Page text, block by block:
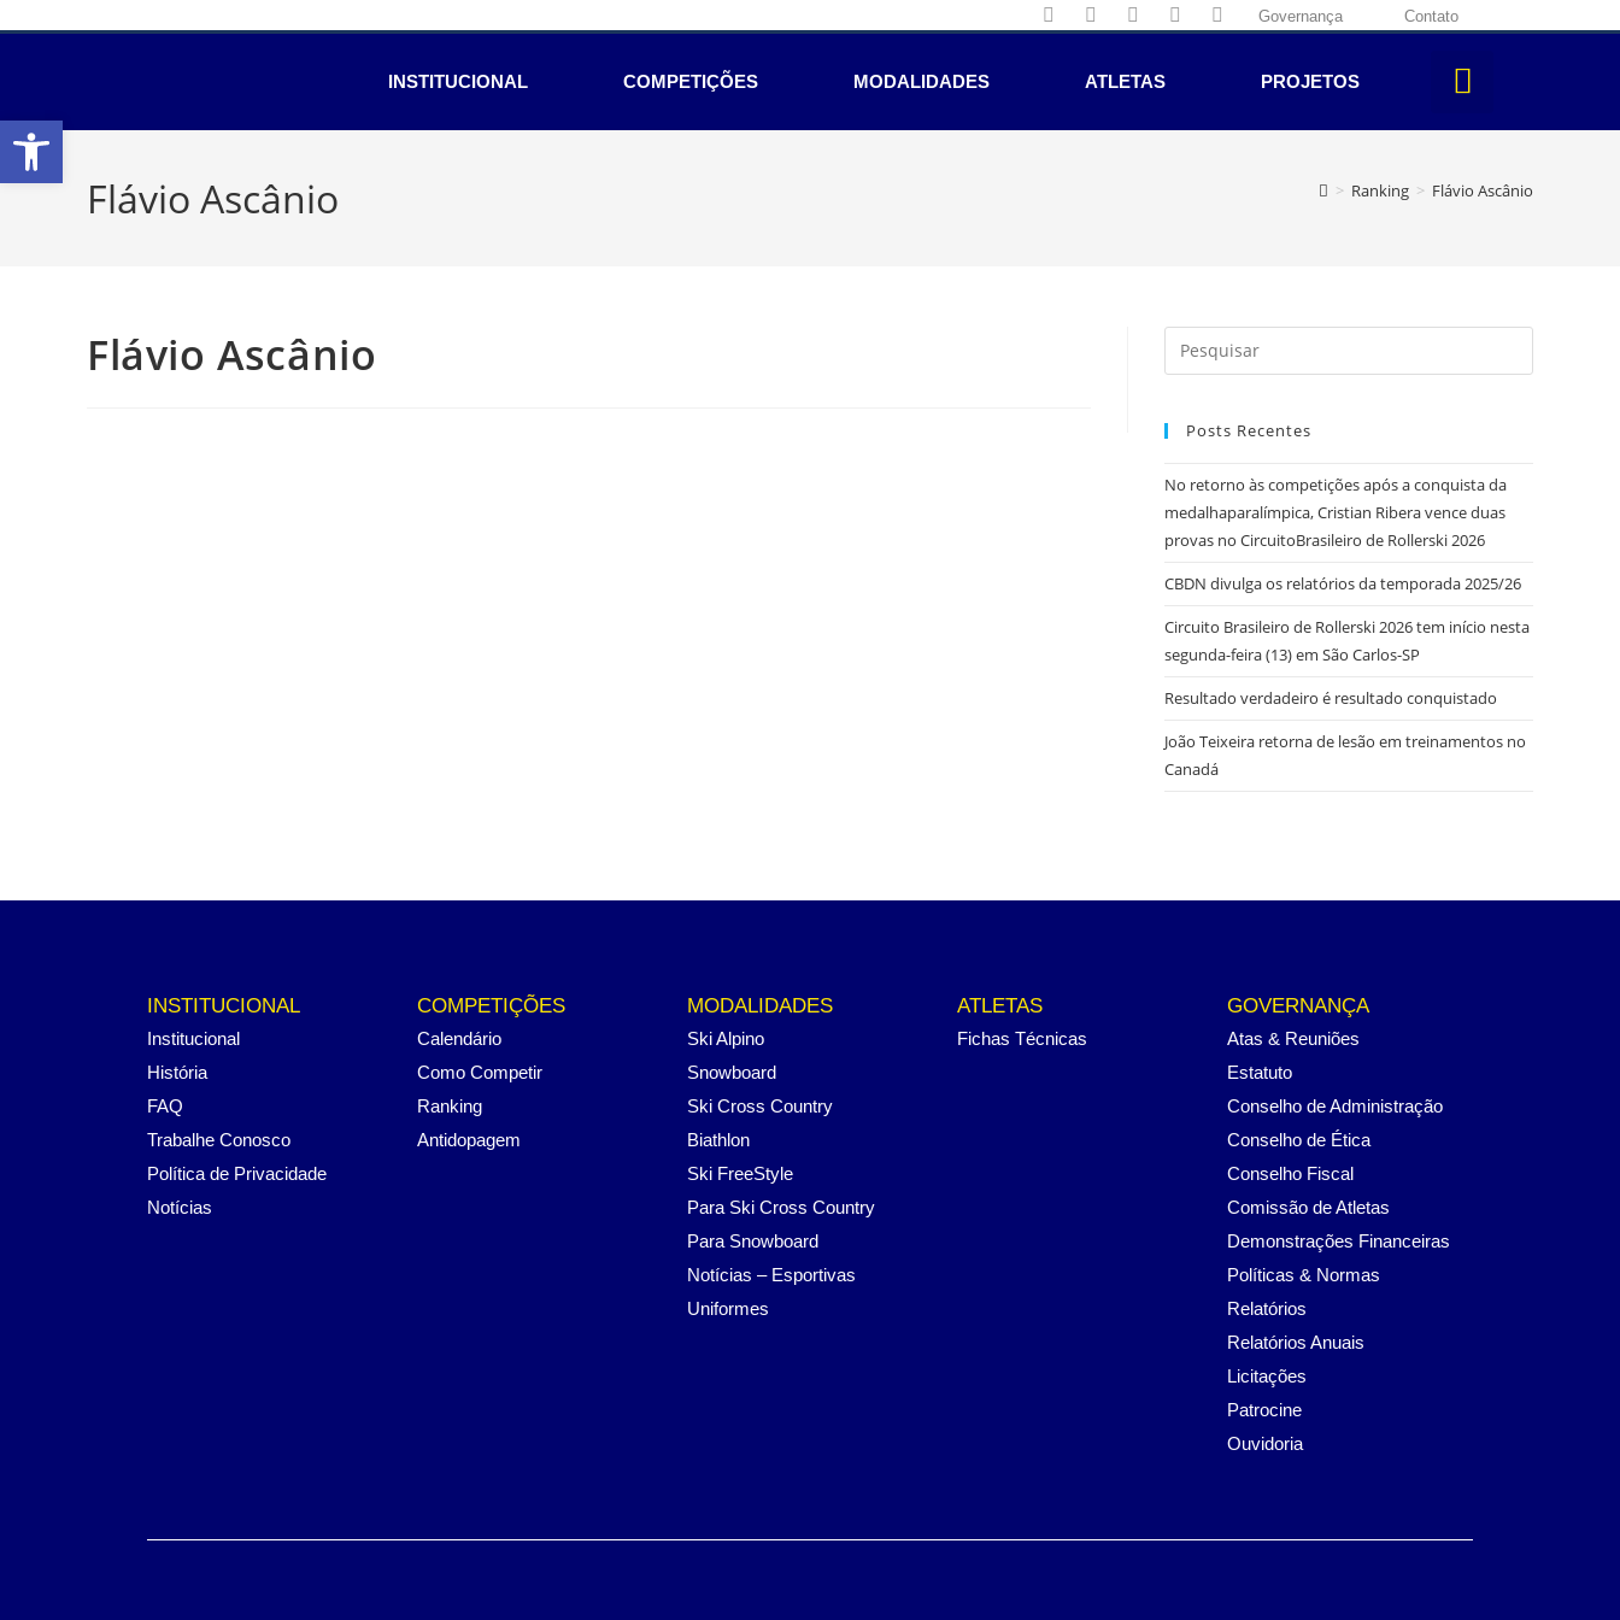
Governança Contato
INSTITUCIONAL COMPETIÇÕES MODALIDADES ATLETAS PROJETOS
Flávio Ascânio > Ranking > Flávio Ascânio
Flávio Ascânio
Posts Recentes
No retorno às competições após a conquista da
medalhaparalímpica, Cristian Ribera vence duas
provas no CircuitoBrasileiro de Rollerski 2026
CBDN divulga os relatórios da temporada 2025/26
Circuito Brasileiro de Rollerski 2026 tem início nesta
segunda-feira (13) em São Carlos-SP
Resultado verdadeiro é resultado conquistado
João Teixeira retorna de lesão em treinamentos no
Canadá
INSTITUCIONAL
Institucional
História
FAQ
Trabalhe Conosco
Política de Privacidade
Notícias
COMPETIÇÕES
Calendário
Como Competir
Ranking
Antidopagem
MODALIDADES
Ski Alpino
Snowboard
Ski Cross Country
Biathlon
Ski FreeStyle
Para Ski Cross Country
Para Snowboard
Notícias – Esportivas
Uniformes
ATLETAS
Fichas Técnicas
GOVERNANÇA
Atas & Reuniões
Estatuto
Conselho de Administração
Conselho de Ética
Conselho Fiscal
Comissão de Atletas
Demonstrações Financeiras
Políticas & Normas
Relatórios
Relatórios Anuais
Licitações
Patrocine
Ouvidoria
Abrir a barra de ferramentas